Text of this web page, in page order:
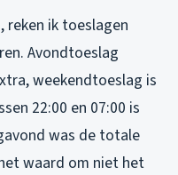
reken ik toeslagen
Avondtoeslag
weekendtoeslag is
22:00 en 07:00 is
was de totale
waard om niet het